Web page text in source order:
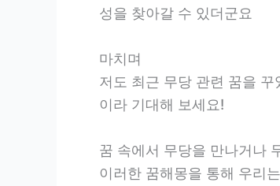
성을 찾아갈 수 있더군요
마치며
저도 최근 무당 관련 꿈을
이라 기대해 보세요!
꿈 속에서 무당을 만나거나
이러한 꿈해몽을 통해 우리